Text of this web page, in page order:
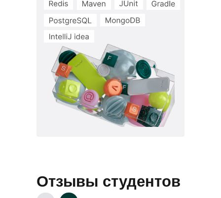
Отзывы студентов